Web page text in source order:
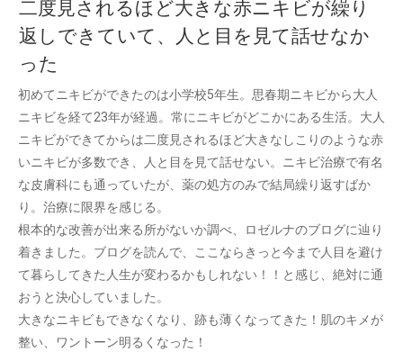
二度見されるほど大きな赤ニキビが繰り
返しできていて、人と目を見て話せなか
った
初めてニキビができたのは小学校5年生。思春期ニキビから大人
ニキビを経て23年が経過。常にニキビがどこかにある生活。大人
ニキビができてからは二度見されるほど大きなしこりのような赤
いニキビが多数でき、人と目を見て話せない。ニキビ治療で有名
な皮膚科にも通っていたが、薬の処方のみで結局繰り返すばか
り。治療に限界を感じる。
根本的な改善が出来る所がないか調べ、ロゼルナのブログに辿り
着きました。ブログを読んで、ここならきっと今まで人目を避け
て暮らしてきた人生が変わるかもしれない！！と感じ、絶対に通
おうと決心していました。
大きなニキビもできなくなり、跡も薄くなってきた！肌のキメが
整い、ワントーン明るくなった！